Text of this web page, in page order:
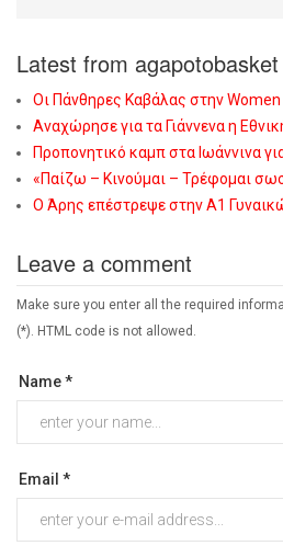
Latest from agapotobasket
Οι Πάνθηρες Καβάλας στην
Αναχώρησε για τα Γιάννενα η
Προπονητικό καμπ στα Ιωάννινα
«Παίζω – Κινούμαι – Τρέφομαι
Ο Άρης επέστρεψε στην Α1
Leave a comment
Make sure you enter all the required
(*). HTML code is not allowed.
Name *
Email *